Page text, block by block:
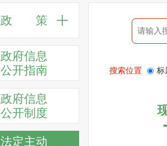
政 策
政府信息
公开指南
政府信息
公开制度
法定主动
搜索位置 标